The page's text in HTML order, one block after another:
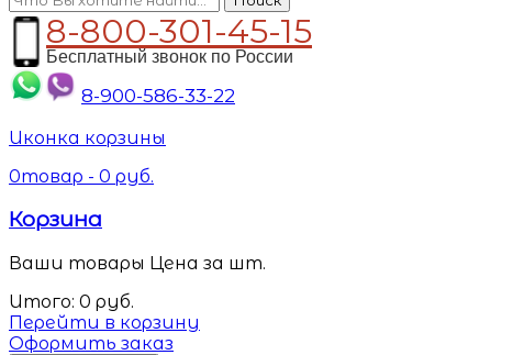
8-800-301-45-15
Бесплатный звонок по России
8-900-586-33-22
Иконка корзины
0товар - 0 руб.
Корзина
Ваши товары Цена за шт.
Итого: 0 руб.
Перейти в корзину
Оформить заказ